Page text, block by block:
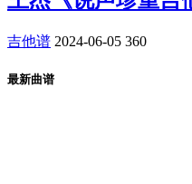
吉他谱 2024-06-05 360
最新曲谱